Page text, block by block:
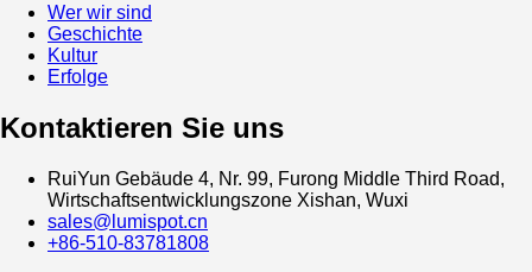
Wer wir sind
Geschichte
Kultur
Erfolge
Kontaktieren Sie uns
RuiYun Gebäude 4, Nr. 99, Furong Middle Third Road,
Wirtschaftsentwicklungszone Xishan, Wuxi
sales@lumispot.cn
+86-510-83781808